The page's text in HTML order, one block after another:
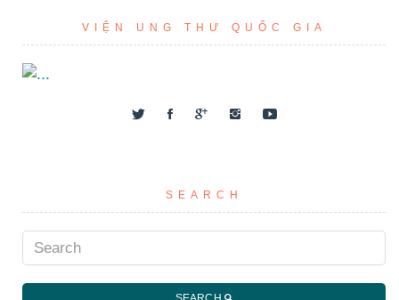
VIỆN UNG THƯ QUỐC GIA
SEARCH